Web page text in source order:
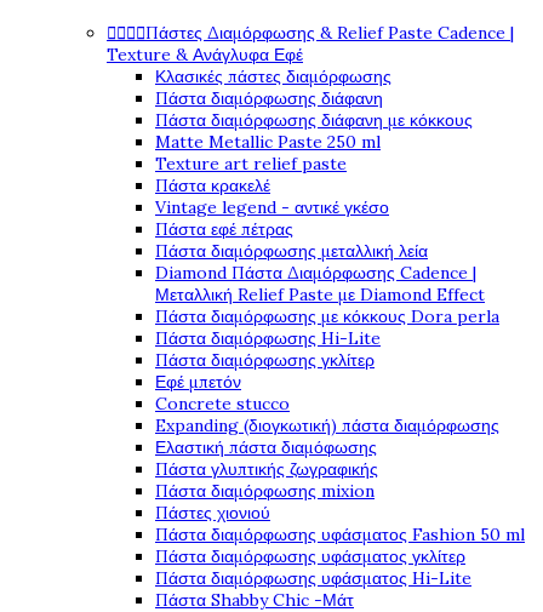
Πάστες Διαμόρφωσης & Relief Paste Cadence |
Texture & Ανάγλυφα Εφέ
Κλασικές πάστες διαμόρφωσης
Πάστα διαμόρφωσης διάφανη
Πάστα διαμόρφωσης διάφανη με κόκκους
Matte Metallic Paste 250 ml
Texture art relief paste
Πάστα κρακελέ
Vintage legend - αντικέ γκέσο
Πάστα εφέ πέτρας
Πάστα διαμόρφωσης μεταλλική λεία
Diamond Πάστα Διαμόρφωσης Cadence |
Μεταλλική Relief Paste με Diamond Effect
Πάστα διαμόρφωσης με κόκκους Dora perla
Πάστα διαμόρφωσης Hi-Lite
Πάστα διαμόρφωσης γκλίτερ
Εφέ μπετόν
Concrete stucco
Expanding (διογκωτική) πάστα διαμόρφωσης
Ελαστική πάστα διαμόφωσης
Πάστα γλυπτικής ζωγραφικής
Πάστα διαμόρφωσης mixion
Πάστες χιονιού
Πάστα διαμόρφωσης υφάσματος Fashion 50 ml
Πάστα διαμόρφωσης υφάσματος γκλίτερ
Πάστα διαμόρφωσης υφάσματος Hi-Lite
Πάστα Shabby Chic -Μάτ